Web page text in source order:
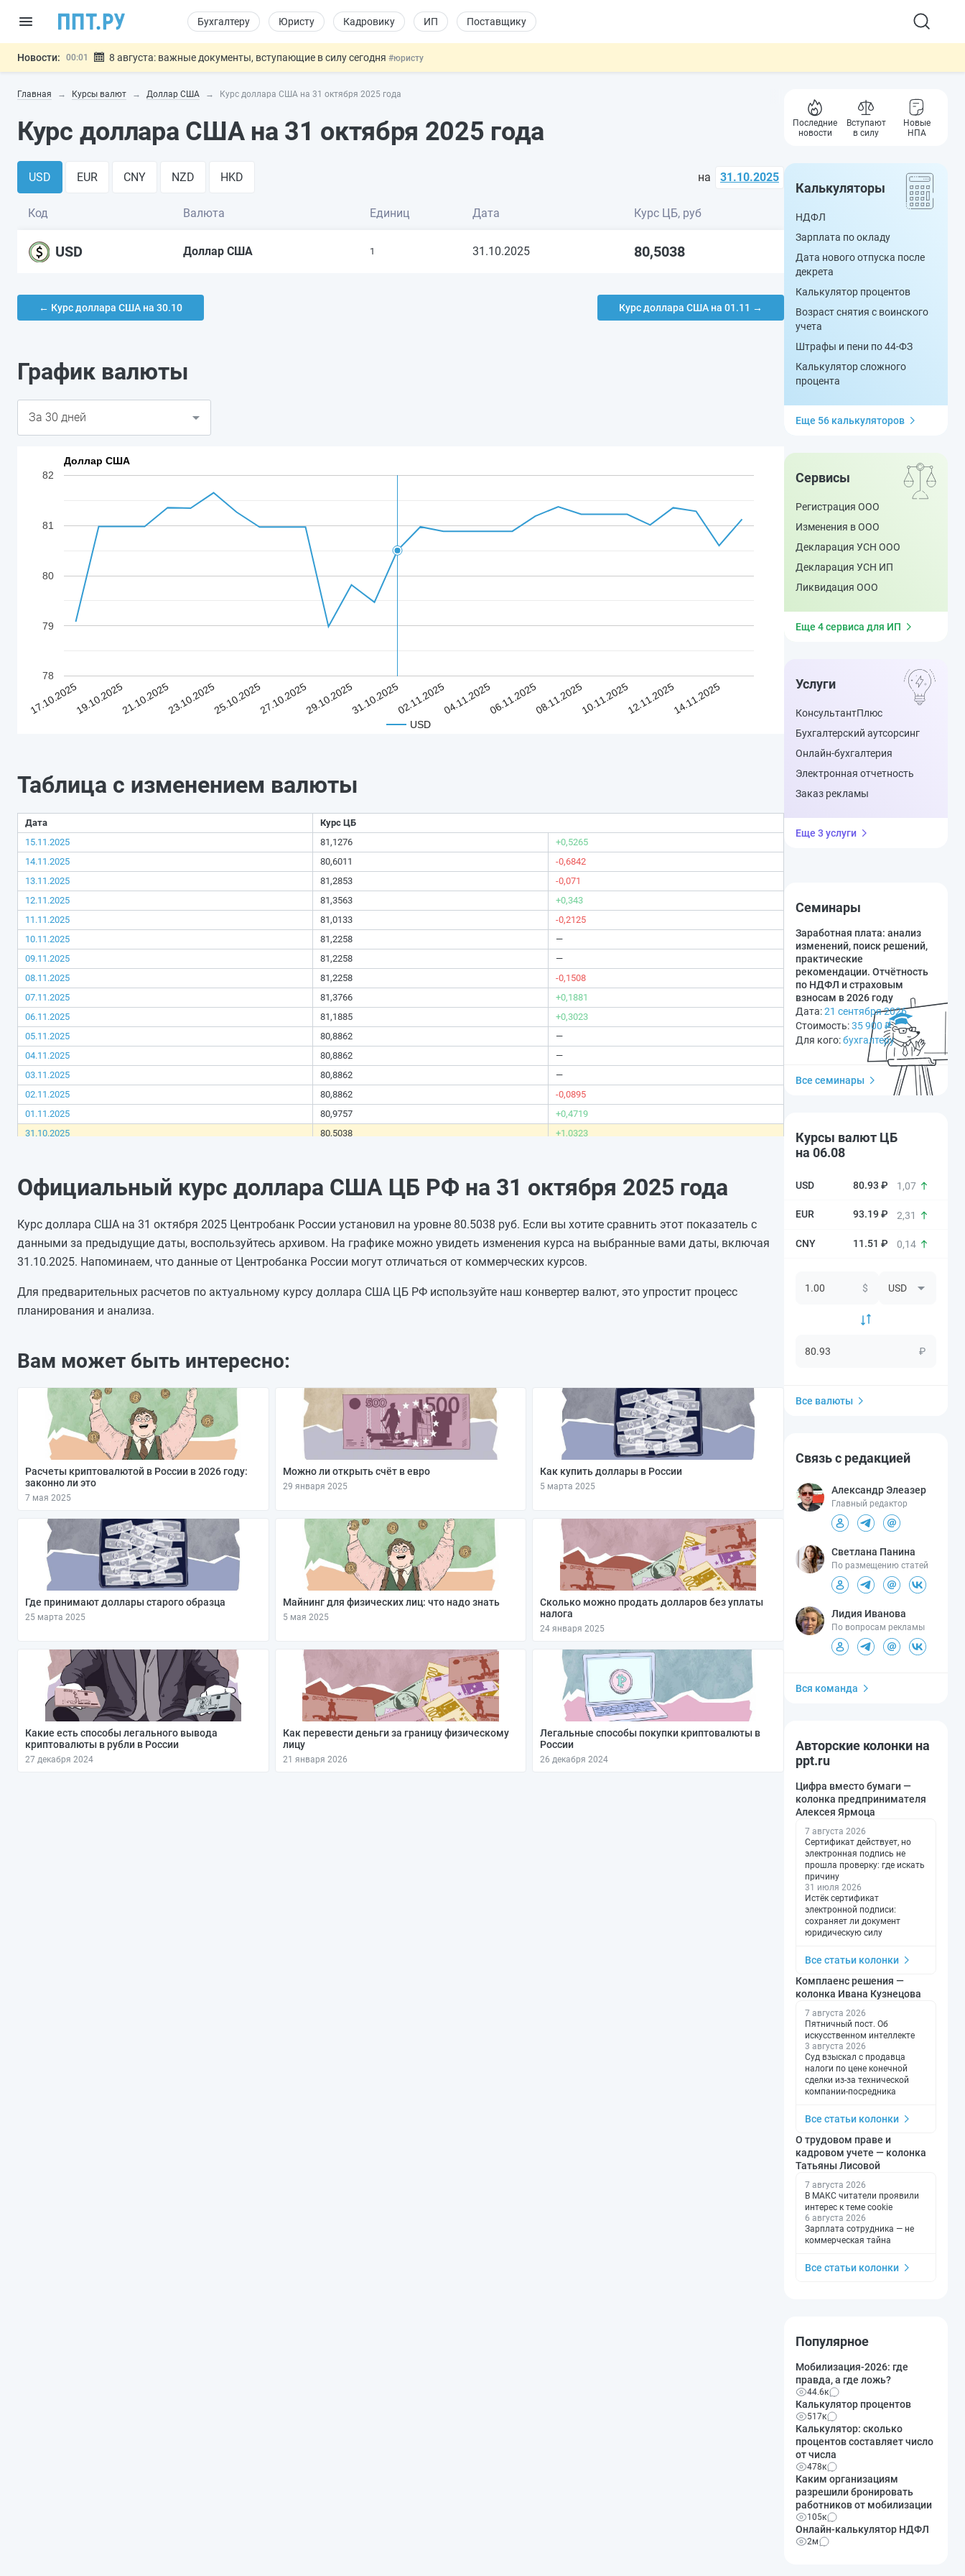
Бухгалтеру Юристу Кадровику ИП Поставщику
Новости: 00:01 8 августа: важные документы, вступающие в силу сегодня #юристу
07.08 Дистанционную работу беременных пропишут в ТК РФ#кадровику
07.08
Важно Разработают единые критерии трудовых и ГПХ-отношений#кадровику
Главная Курсы валют Доллар США Курс доллара США на 31 октября 2025 года
Курс доллара США на 31 октября 2025 года
USD EUR CNY NZD HKD на 31.10.2025
Код Валюта Единиц Дата Курс ЦБ, руб
USD Доллар США 1 31.10.2025 80,5038
← Курс доллара США на 30.10 Курс доллара США на 01.11 →
График валюты
Доллар США
USD
17.10.202519.10.202521.10.202523.10.202525.10.202527.10.202529.10.202531.10.202502.11.202504.11.202506.11.202508.11.202510.11.202512.11.202514.11.2025
78
79
80
81
82
Таблица с изменением валюты
Дата
Курс ЦБ
15.11.2025
81,1276
+0,5265
14.11.2025
80,6011
-0,6842
13.11.2025
81,2853
-0,071
12.11.2025
81,3563
+0,343
11.11.2025
81,0133
-0,2125
10.11.2025
81,2258
—
09.11.2025
81,2258
—
08.11.2025
81,2258
-0,1508
07.11.2025
81,3766
+0,1881
06.11.2025
81,1885
+0,3023
05.11.2025
80,8862
—
04.11.2025
80,8862
—
03.11.2025
80,8862
—
02.11.2025
80,8862
-0,0895
01.11.2025
80,9757
+0,4719
31.10.2025
80,5038
+1,0323
28.10.2025
78,9849
-1,9865
26.10.2025
80,9714
—
25.10.2025
80,9714
-0,2977
24.10.2025
81,2691
-0,3859
23.10.2025
81,655
+0,3074
22.10.2025
19.10.2025
18.10.2025
80,9835
+1,8995
17.10.2025
79,084
Официальный курс доллара США ЦБ РФ на 31 октября 2025 года
Курс доллара США на 31 октября 2025 Центробанк России установил на уровне 80.5038 руб. Если вы хотите сравнить этот показатель с
данными за предыдущие даты, воспользуйтесь архивом. На графике можно увидеть изменения курса на выбранные вами даты, включая
31.10.2025. Напоминаем, что данные от Центробанка России могут отличаться от коммерческих курсов.
Для предварительных расчетов по актуальному курсу доллара США ЦБ РФ используйте наш конвертер валют, это упростит процесс
планирования и анализа.
Вам может быть интересно:
Расчеты криптовалютой в России в 2026 году:
законно ли это
7 мая 2025
Можно ли открыть счёт в евро
29 января 2025
Как купить доллары в России
5 марта 2025
Где принимают доллары старого образца
25 марта 2025
Майнинг для физических лиц: что надо знать
5 мая 2025
Сколько можно продать долларов без уплаты
налога
24 января 2025
Какие есть способы легального вывода
криптовалюты в рубли в России
27 декабря 2024
Как перевести деньги за границу физическому
лицу
21 января 2026
Легальные способы покупки криптовалюты в
России
26 декабря 2024
Последние
новости
Вступают
в силу
Новые
НПА
Калькуляторы
НДФЛ
Зарплата по окладу
Дата нового отпуска после
декрета
Калькулятор процентов
Возраст снятия с воинского
учета
Штрафы и пени по 44-ФЗ
Калькулятор сложного
процента
Еще 56 калькуляторов
Сервисы
Регистрация ООО
Изменения в ООО
Декларация УСН ООО
Декларация УСН ИП
Ликвидация ООО
Еще 4 сервиса для ИП
Услуги
КонсультантПлюс
Бухгалтерский аутсорсинг
Онлайн-бухгалтерия
Электронная отчетность
Заказ рекламы
Еще 3 услуги
Семинары
Заработная плата: анализ
изменений, поиск решений,
практические
рекомендации. Отчётность
по НДФЛ и страховым
взносам в 2026 году
Дата:21 сентября 2026
Стоимость:35 900 ₽
Для кого:бухгалтеру
Все семинары
Курсы валют ЦБ
на 06.08
80.93 ₽ 1,07
93.19 ₽ 2,31
11.51 ₽ 0,14
$
₽
Все валюты
Связь с редакцией
Александр Элеазер
Главный редактор
Светлана Панина
По размещению статей
Лидия Иванова
По вопросам рекламы
Вся команда
Авторские колонки на
ppt.ru
Цифра вместо бумаги —
колонка предпринимателя
Алексея Ярмоца
7 августа 2026
Сертификат действует, но
электронная подпись не
прошла проверку: где искать
причину
31 июля 2026
Истёк сертификат
электронной подписи:
сохраняет ли документ
юридическую силу
Все статьи колонки
Комплаенс решения —
колонка Ивана Кузнецова
7 августа 2026
Пятничный пост. Об
искусственном интеллекте
3 августа 2026
Суд взыскал с продавца
налоги по цене конечной
сделки из-за технической
компании-посредника
Все статьи колонки
О трудовом праве и
кадровом учете — колонка
Татьяны Лисовой
7 августа 2026
В МАКС читатели проявили
интерес к теме cookie
6 августа 2026
Зарплата сотрудника — не
коммерческая тайна
Все статьи колонки
Популярное
Мобилизация-2026: где
правда, а где ложь?
44.6к
Калькулятор процентов
517к
Калькулятор: сколько
процентов составляет число
от числа
478к
Каким организациям
разрешили бронировать
работников от мобилизации
105к
Онлайн-калькулятор НДФЛ
2м